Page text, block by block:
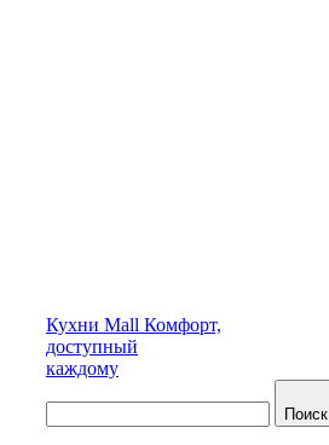
Кухни Mall Комфорт,
доступный
каждому
Поиск